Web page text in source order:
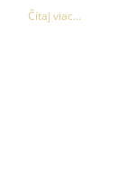
Čítaj viac...